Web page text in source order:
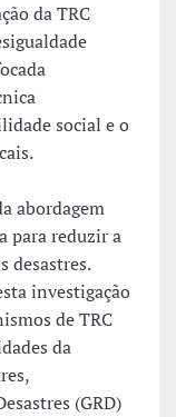
da TRC
social e o
abordagem
para reduzir a
desastres.
investigação
de TRC
da
(GRD)